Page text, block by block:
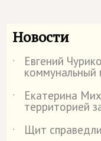
Новости
˙ Евгений
коммунальный
˙
Екатерина
территорией
˙
Щит